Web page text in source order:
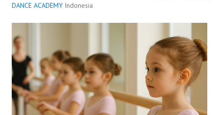
DANCE ACADEMY Indonesia